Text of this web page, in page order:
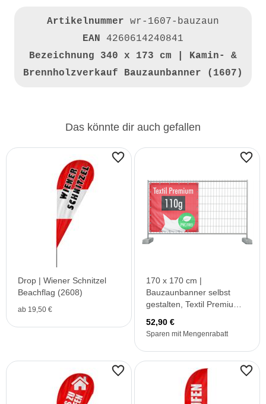
Artikelnummer wr-1607-bauzaun
EAN 4260614240841
Bezeichnung 340 x 173 cm | Kamin- &
Brennholzverkauf Bauzaunbanner (1607)
Das könnte dir auch gefallen
Drop | Wiener Schnitzel
Beachflag (2608)
ab 19,50 €
170 x 170 cm |
Bauzaunbanner selbst
gestalten, Textil Premium
52,90 €
Sparen mit Mengenrabatt